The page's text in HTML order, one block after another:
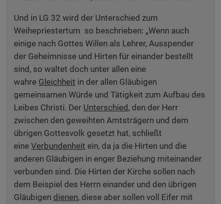
Und in LG 32 wird der Unterschied zum
Weihepriestertum so beschrieben: „Wenn auch
einige nach Gottes Willen als Lehrer, Ausspender
der Geheimnisse und Hirten für einander bestellt
sind, so waltet doch unter allen eine
wahre Gleichheit in der allen Gläubigen
gemeinsamen Würde und Tätigkeit zum Aufbau des
Leibes Christi. Der Unterschied , den der Herr
zwischen den geweihten Amtsträgern und dem
übrigen Gottesvolk gesetzt hat, schließt
eine Verbundenheit ein, da ja die Hirten und die
anderen Gläubigen in enger Beziehung miteinander
verbunden sind. Die Hirten der Kirche sollen nach
dem Beispiel des Herrn einander und den übrigen
Gläubigen dienen, diese aber sollen voll Eifer mit